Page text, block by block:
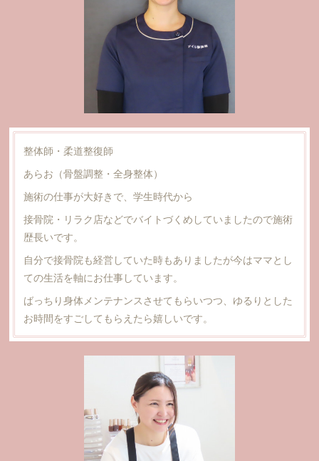
整体師・柔道整復師
あらお（骨盤調整・全身整体）
施術の仕事が大好きで、学生時代から
接骨院・リラク店などでバイトづくめしていましたので施術
歴長いです。
自分で接骨院も経営していた時もありましたが今はママとし
ての生活を軸にお仕事しています。
ばっちり身体メンテナンスさせてもらいつつ、ゆるりとした
お時間をすごしてもらえたら嬉しいです。